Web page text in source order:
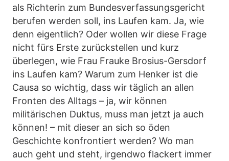
als Richterin zum Bundesverfassungsgericht
berufen werden soll, ins Laufen kam. Ja, wie
denn eigentlich? Oder wollen wir diese Frage
nicht fürs Erste zurückstellen und kurz
überlegen, wie Frau Frauke Brosius-Gersdorf
ins Laufen kam? Warum zum Henker ist die
Causa so wichtig, dass wir täglich an allen
Fronten des Alltags – ja, wir können
militärischen Duktus, muss man jetzt ja auch
können! – mit dieser an sich so öden
Geschichte konfrontiert werden? Wo man
auch geht und steht, irgendwo flackert immer